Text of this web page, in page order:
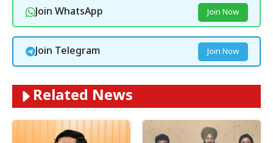
Join WhatsApp Join Now
Join Telegram Join Now
Related News